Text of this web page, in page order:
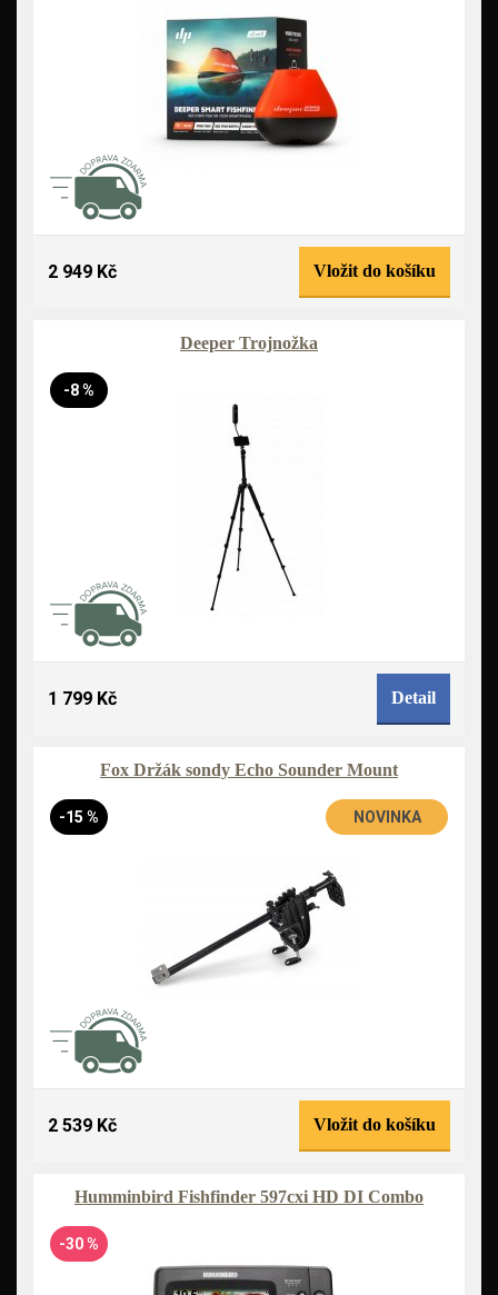
2 949 Kč Vložit do košíku
Deeper Trojnožka
-8 %
1 799 Kč Detail
Fox Držák sondy Echo Sounder Mount
-15 % NOVINKA
2 539 Kč Vložit do košíku
Humminbird Fishfinder 597cxi HD DI Combo
-30 %